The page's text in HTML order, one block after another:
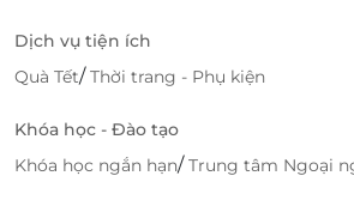
Dịch vụ tiện ích
Quà Tết/Thời trang - Phụ kiện
Khóa học - Đào tạo
Khóa học ngắn hạn/Trung tâm Ngoại